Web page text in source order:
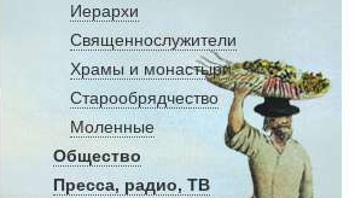
Иерархи
Священнослужители
Храмы и монастыри
Старообрядчество
Моленные
Общество
Пресса, радио, ТВ